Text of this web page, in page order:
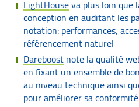
LightHouseva plus loin que
conception en auditant les
notation: performances,
référencement naturel
Dareboostnote la qualité
en fixant un ensemble de
au niveau technique ainsi
pour améliorer sa conformité